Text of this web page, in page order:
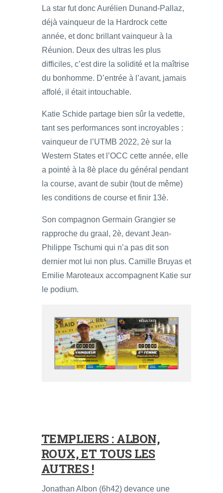
La star fut donc Aurélien Dunand-Pallaz,
déjà vainqueur de la Hardrock cette
année, et donc brillant vainqueur à la
Réunion. Deux des ultras les plus
difficiles, c’est dire la solidité et la maîtrise
du bonhomme. D’entrée à l’avant, jamais
affolé, il était intouchable.
Katie Schide partage bien sûr la vedette,
tant ses performances sont incroyables :
vainqueur de l’UTMB 2022, 2è sur la
Western States et l’OCC cette année, elle
a pointé à la 8è place du général pendant
la course, avant de subir (tout de même)
les conditions de course et finir 13è.
Son compagnon Germain Grangier se
rapproche du graal, 2è, devant Jean-
Philippe Tschumi qui n’a pas dit son
dernier mot lui non plus. Camille Bruyas et
Emilie Maroteaux accompagnent Katie sur
le podium.
TEMPLIERS : ALBON,
ROUX, ET TOUS LES
AUTRES !
Jonathan Albon (6h42) devance une